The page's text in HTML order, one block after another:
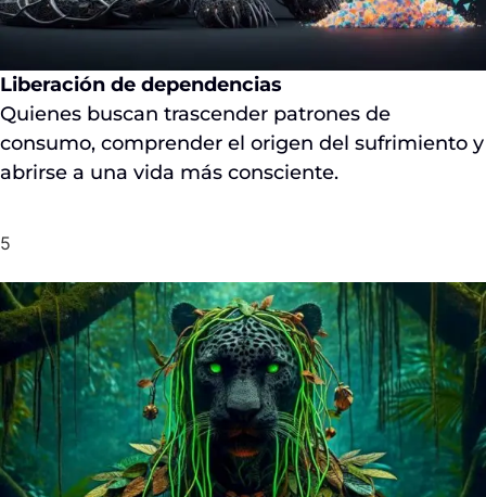
Liberación de dependencias
Quienes buscan trascender patrones de
consumo, comprender el origen del sufrimiento y
abrirse a una vida más consciente.
5